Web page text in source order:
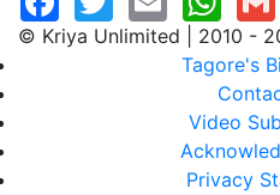
© Kriya Unlimited | 2010 -
Tagore's
Video
Privacy